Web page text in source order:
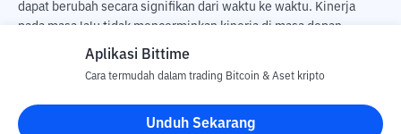
dapat berubah secara signifikan dari waktu ke waktu. Kinerja
pada masa lalu tidak mencerminkan kinerja di masa depan.
Terdapat risiko kehilangan sebagai dampak dari membeli dan
pengguna. PT Utama Aset Digital Indonesia (Bittime) tidak
bertanggung jawab atas perubahan fluktuasi dari nilai tukar Aset
Kripto.
Aplikasi Bittime
Cara termudah dalam trading Bitcoin & Aset kripto
Unduh Sekarang